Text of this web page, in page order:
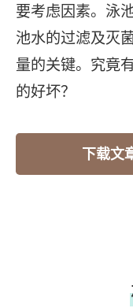
要考虑因素。泳
池水的过滤及灭
量的关键。究竟
的好坏？
下载文